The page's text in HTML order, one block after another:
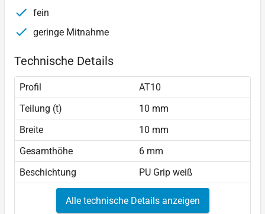
fein
geringe Mitnahme
Technische Details
Profil
AT10
Teilung (t)
10 mm
Breite
10 mm
Gesamthöhe
6 mm
Beschichtung
PU Grip weiß
Alle technische Details anzeigen